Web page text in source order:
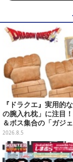
『ドラクエ』実用的
の腕入れ枕」に注目
＆ボス集合の「ガジ
ス」ほか9プライズが
2026.8.5